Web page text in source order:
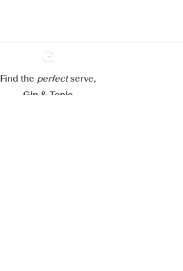
Ginventory
Find the perfectserve,
Gin & Tonic
Alle Cookies akzeptieren